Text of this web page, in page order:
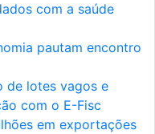
com a saúde
pautam encontro
de lotes vagos e
com o E-Fisc
em exportações